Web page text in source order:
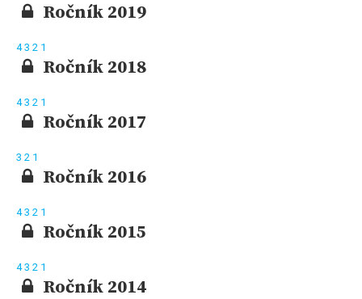
Ročník 2019
43 2 1
Ročník 2018
43 2 1
Ročník 2017
3 2 1
Ročník 2016
43 2 1
Ročník 2015
43 2 1
Ročník 2014